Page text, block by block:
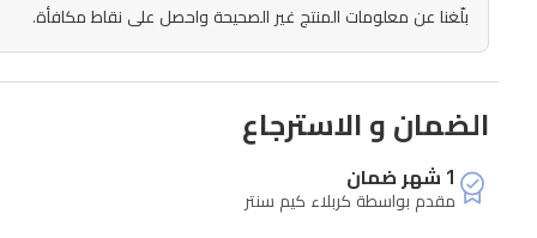
الحاجة
إلى
تلفاز.
بلّغنا عن معلومات المنتج غير الصحيحة واحصل على نقاط مكافأة.
الضمان و الاسترجاع
1 شهر ضمان
مقدم بواسطة كربلاء كيم سنتر